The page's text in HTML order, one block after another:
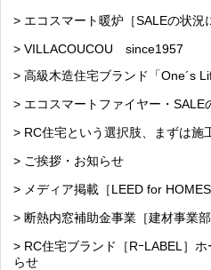
> エコスマート暖炉［SALEの状況
> VILLACOUCOU since1957
> 高級木造住宅ブランド「One´s
> エコスマートファイヤー・SALE
> RC住宅という選択肢、まずは施
> ご挨拶・お知らせ
> メディア掲載［LEED for
> 断熱内窓補助金事業［建材事業部
> RC住宅ブランド［RｰLABEL］
らせ